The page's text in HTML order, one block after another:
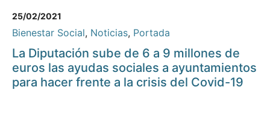
25/02/2021
Bienestar Social, Noticias, Portada
La Diputación sube de 6 a 9 millones de
euros las ayudas sociales a ayuntamientos
para hacer frente a la crisis del Covid-19